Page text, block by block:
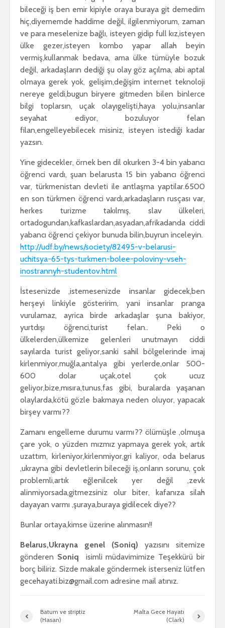
bileceği iş ben emir kipiyle oraya buraya git demedim
hiç,diyememde haddime değil, ilgilenmiyorum, zaman
ve para meselenize bağlı, isteyen gidip full kız,isteyen
ülke gezer,isteyen kombo yapar allah beyin
vermiş,kullanmak bedava, ama ülke tümüyle bozuk
değil, arkadaşların dediği şu olay göz açılma, abi aptal
olmaya gerek yok, gelişim,değişim internet teknoloji
nereye geldi,bugun biryere gitmeden bilen binlerce
bilgi toplarsın, uçak olayıgelişti,haya yolu,insanlar
seyahat ediyor, bozuluyor felan
filan,engelleyebilecek misiniz, isteyen istediği kadar
yazsın.
Yine gidecekler, örnek ben dil okurken 3-4 bin yabancı
öğrenci vardı, şuan belarusta 15 bin yabancı öğrenci
var, türkmenistan devleti ile antlaşma yaptilar.6500
en son türkmen öğrenci vardı,arkadaşların rusçası var,
herkes turizme takılmış, slav ülkeleri,
ortadogundan,kafkaslardan,asyadan,afrikadanda ciddi
yabancı öğrenci çekiyor bunuda bilin,buyrun inceleyin.
http://udf.by/news/society/82495-v-belarusi-
uchitsya-65-tys-turkmen-bolee-poloviny-vseh-
inostrannyh-studentov.html
İstesenizde ,istemesenizde insanlar gidecek,ben
herşeyi linkiyle gösteririm, yani insanlar pranga
vurulamaz, ayrica birde arkadaşlar şuna bakiyor,
yurtdışı öğrenci,turist felan.. Peki o
ülkelerden,ülkemize gelenleri unutmayın ciddi
sayılarda turist geliyor,sanki sahil bölgelerinde imaj
kirlenmiyor,muğla,antalya gibi yerlerde,onlar 500-
600 dolar uçak,otel çok ucuz
geliyor,bize,mısıra,tunus,fas gibi, buralarda yaşanan
olaylarda,kötü gözle bakmaya neden oluyor, yapacak
birşey varmı??
Zamanı engelleme durumu varmı?? ölümüşle ,olmuşa
çare yok, o yüzden mızmız yapmaya gerek yok, artık
uzattım, kirleniyor,kirlenmiyor,gri kaliyor, oda belarus
,ukrayna gibi devletlerin bileceği iş,onların sorunu, çok
problemli,artık eğlenilcek yer değil ,zevk
alinmiyorsada,gitmezsiniz olur biter, kafanıza silah
dayayan varmı ,şuraya,buraya gidilecek diye??
Bunlar ortaya,kimse üzerine alınmasın!!
Belarus,Ukrayna genel (Soniq) yazısını sitemize
gönderen Soniq isimli müdavimimize Teşekkürü bir
borç biliriz. Sizde makale göndermek isterseniz lütfen
gecehayati.biz@gmail.com adresine mail atınız.
Batum ve striptiz
(Hasan)
Malta Gece Hayatı
(Clark)